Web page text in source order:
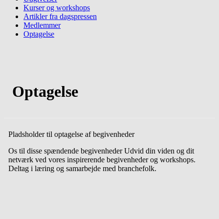
Kurser og workshops
Artikler fra dagspressen
Medlemmer
Optagelse
Optagelse
Pladsholder til optagelse af begivenheder
Os til disse spændende begivenheder Udvid din viden og dit
netværk ved vores inspirerende begivenheder og workshops.
Deltag i læring og samarbejde med branchefolk.